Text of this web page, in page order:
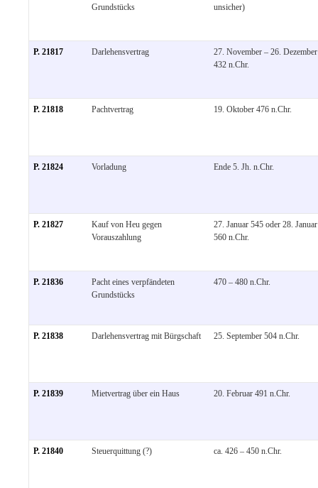
Grundstücks
unsicher)
P. 21817 Darlehensvertrag
27. November – 26. Dezember
432 n.Chr.
P. 21818 Pachtvertrag 19. Oktober 476 n.Chr.
P. 21824 Vorladung Ende 5. Jh. n.Chr.
P. 21827
Kauf von Heu gegen
Vorauszahlung
27. Januar 545 oder 28. Januar
560 n.Chr.
P. 21836
Pacht eines verpfändeten
Grundstücks
470 – 480 n.Chr.
P. 21838 Darlehensvertrag mit Bürgschaft 25. September 504 n.Chr.
P. 21839 Mietvertrag über ein Haus 20. Februar 491 n.Chr.
P. 21840 Steuerquittung (?) ca. 426 – 450 n.Chr.